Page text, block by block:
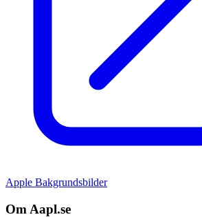
Apple Bakgrundsbilder
Om Aapl.se